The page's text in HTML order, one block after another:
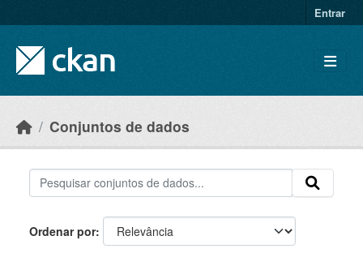
Entrar
Conjuntos de dados
Ordenar por